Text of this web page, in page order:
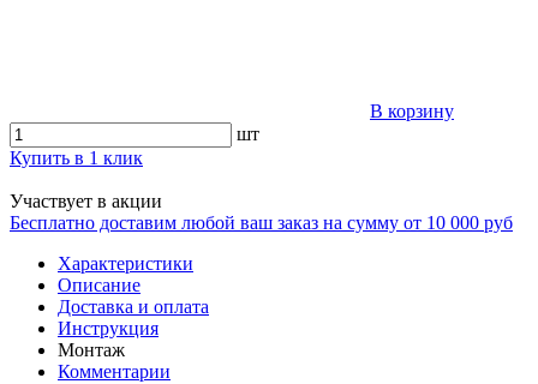
В корзину
шт
Купить в 1 клик
Участвует в акции
Бесплатно доставим любой ваш заказ на сумму от 10 000 руб
Характеристики
Описание
Доставка и оплата
Инструкция
Монтаж
Комментарии